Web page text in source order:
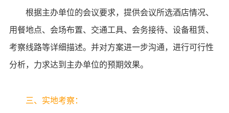
根据主办单位的会议要求，提供会议所选酒店情况、
用餐地点、会场布置、交通工具、会务接待、设备租赁、
考察线路等详细描述。并对方案进一步沟通，进行可行性
分析，力求达到主办单位的预期效果。
三、实地考察：